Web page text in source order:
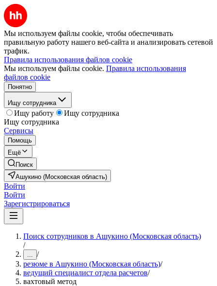
Мы используем файлы cookie, чтобы обеспечивать
правильную работу нашего веб-сайта и анализировать сетевой
трафик.
Правила использования файлов cookie
Мы используем файлы cookie. Правила использования
файлов cookie
Понятно
Ищу сотрудника
Ищу работу
Ищу сотрудника
Ищу сотрудника
Сервисы
Помощь
Ещё
Поиск
Ашукино (Московская область)
Войти
Войти
Зарегистрироваться
Поиск сотрудников в Ашукино (Московская область)
/
... /
резюме в Ашукино (Московская область)/
ведущий специалист отдела расчетов/
вахтовый метод